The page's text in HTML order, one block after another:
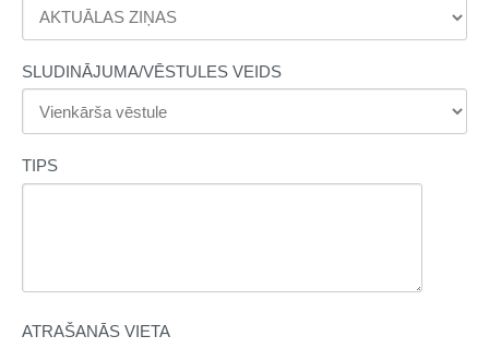
SLUDINĀJUMA/VĒSTULES VEIDS
TIPS
ATRAŠANĀS VIETA